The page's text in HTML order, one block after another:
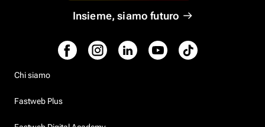
Insieme, siamo futuro
Chi siamo
Fastweb Plus